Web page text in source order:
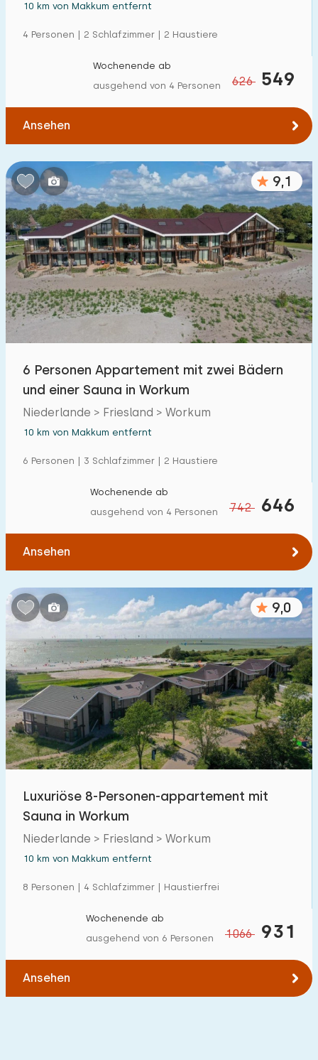
10 km von Makkum entfernt
4 Personen | 2 Schlafzimmer | 2 Haustiere
626 549
Wochenende ab
ausgehend von 4 Personen
Ansehen
9,1
6 Personen Appartement mit zwei Bädern
und einer Sauna in Workum
Niederlande > Friesland > Workum
10 km von Makkum entfernt
6 Personen | 3 Schlafzimmer | 2 Haustiere
742 646
Wochenende ab
ausgehend von 4 Personen
Ansehen
9,0
Luxuriöse 8-Personen-appartement mit
Sauna in Workum
Niederlande > Friesland > Workum
10 km von Makkum entfernt
8 Personen | 4 Schlafzimmer | Haustierfrei
1066 931
Wochenende ab
ausgehend von 6 Personen
Ansehen